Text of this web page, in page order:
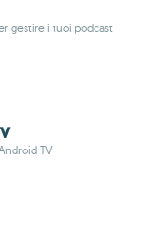
gestire i tuoi podcast
TV